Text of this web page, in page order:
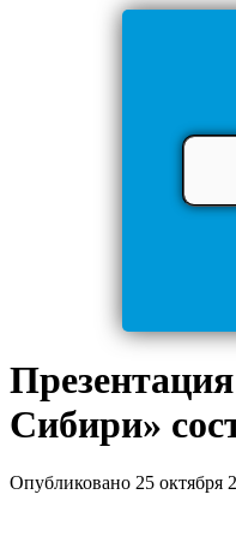
Сибири»
Опубликовано 25 октября